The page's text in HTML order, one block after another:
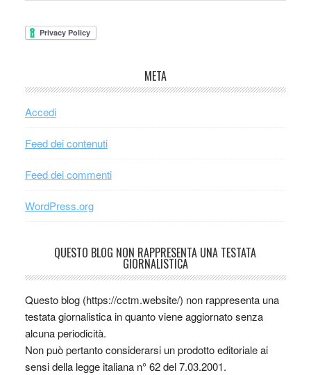
META
Accedi
Feed dei contenuti
Feed dei commenti
WordPress.org
QUESTO BLOG NON RAPPRESENTA UNA TESTATA
GIORNALISTICA
Questo blog (https://cctm.website/) non rappresenta una
testata giornalistica in quanto viene aggiornato senza
alcuna periodicità.
Non può pertanto considerarsi un prodotto editoriale ai
sensi della legge italiana n° 62 del 7.03.2001.